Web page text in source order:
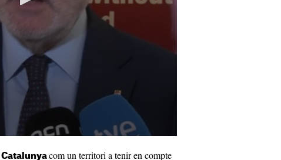
Catalunya com un territori a tenir en compte